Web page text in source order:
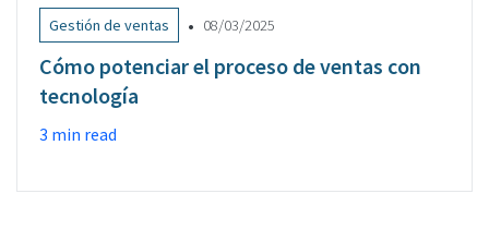
Gestión de ventas • 08/03/2025
Cómo potenciar el proceso de ventas con
tecnología
3 min read